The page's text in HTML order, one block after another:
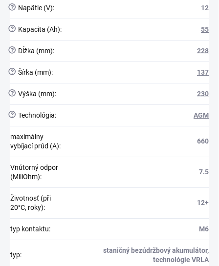
? Napätie (V): 12
? Kapacita (Ah): 55
? Dĺžka (mm): 228
? Šírka (mm): 137
? Výška (mm): 230
? Technológia: AGM
maximálny
vybíjací prúd (A):
660
Vnútorný odpor
(MiliOhm):
7.5
Životnosť (při
20°C, roky):
12+
typ kontaktu: M6
typ:
staničný bezúdržbový akumulátor,
technológie VRLA